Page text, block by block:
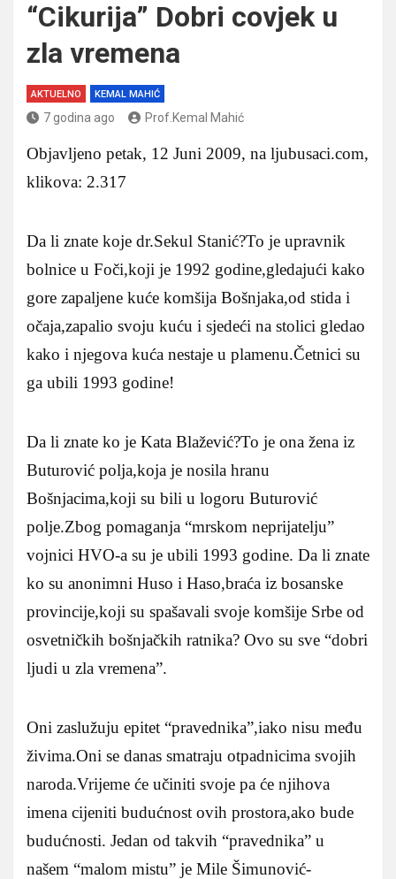
“Cikurija” Dobri covjek u
zla vremena
AKTUELNO KEMAL MAHIĆ
7 godina ago Prof.Kemal Mahić
Objavljeno petak, 12 Juni 2009, na ljubusaci.com,
klikova: 2.317
Da li znate koje dr.Sekul Stanić?To je upravnik
bolnice u Foči,koji je 1992 godine,gledajući kako
gore zapaljene kuće komšija Bošnjaka,od stida i
očaja,zapalio svoju kuću i sjedeći na stolici gledao
kako i njegova kuća nestaje u plamenu.Četnici su
ga ubili 1993 godine!
Da li znate ko je Kata Blažević?To je ona žena iz
Buturović polja,koja je nosila hranu
Bošnjacima,koji su bili u logoru Buturović
polje.Zbog pomaganja “mrskom neprijatelju”
vojnici HVO-a su je ubili 1993 godine. Da li znate
ko su anonimni Huso i Haso,braća iz bosanske
provincije,koji su spašavali svoje komšije Srbe od
osvetničkih bošnjačkih ratnika? Ovo su sve “dobri
ljudi u zla vremena”.
Oni zaslužuju epitet “pravednika”,iako nisu među
živima.Oni se danas smatraju otpadnicima svojih
naroda.Vrijeme će učiniti svoje pa će njihova
imena cijeniti budućnost ovih prostora,ako bude
budućnosti. Jedan od takvih “pravednika” u
našem “malom mistu” je Mile Šimunović-